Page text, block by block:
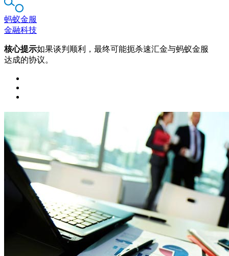
蚂蚁金服
金融科技
核心提示如果谈判顺利，最终可能扼杀速汇金与蚂蚁金服
达成的协议。